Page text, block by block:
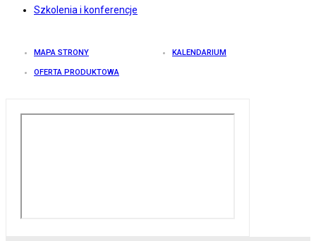
Szkolenia i konferencje
MAPA STRONY KALENDARIUM
OFERTA PRODUKTOWA